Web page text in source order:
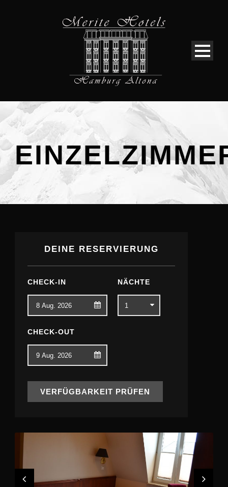
DEINE RESERVIERUNG
CHECK-IN NÄCHTE
CHECK-OUT